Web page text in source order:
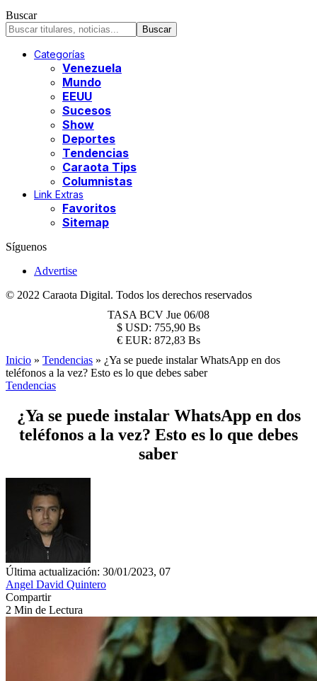
Buscar
Categorías
Venezuela
Mundo
EEUU
Sucesos
Show
Deportes
Tendencias
Caraota Tips
Columnistas
Link Extras
Favoritos
Sitemap
Síguenos
Advertise
© 2022 Caraota Digital. Todos los derechos reservados
TASA BCV Jue 06/08
$ USD: 755,90 Bs
€ EUR: 872,83 Bs
Inicio » Tendencias » ¿Ya se puede instalar WhatsApp en dos
teléfonos a la vez? Esto es lo que debes saber
Tendencias
¿Ya se puede instalar WhatsApp en dos
teléfonos a la vez? Esto es lo que debes
saber
Última actualización: 30/01/2023, 07
Angel David Quintero
Compartir
2 Min de Lectura